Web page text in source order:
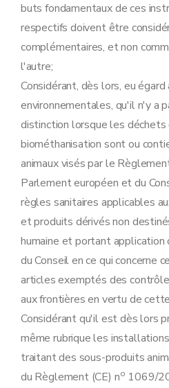
buts fondamentaux de ces
respectifs doivent être
complémentaires, et non
l'autre;
Considérant, dès lors, eu
environnementales, qu'il n'y a
distinction lorsque les déchets
biométhanisation sont ou
animaux visés par le
Parlement européen et du
règles sanitaires applicables
et produits dérivés non
humaine et portant
du Conseil en ce qui concerne
articles exemptés des
aux frontières en vertu de
Considérant qu'il est dès lors
même rubrique les
traitant des sous-produits
du Règlement (CE) no 1069/